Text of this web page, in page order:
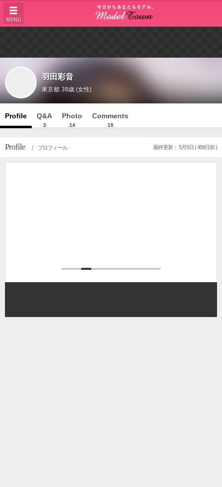
MENU
羽田彩音
東京都 38歳 (女性)
Profile Q&A
3
Photo
14
Comments
16
Profile / プロフィール 最終更新： 5月5日 ( 459日前 )